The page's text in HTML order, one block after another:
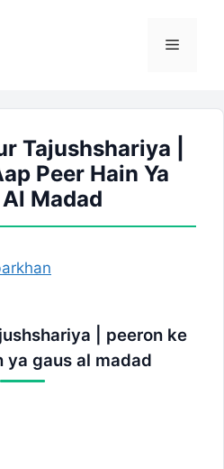
Menu
Tajushshariya |
Peer Hain Ya
Madad
| peeron ke
ya gaus al madad